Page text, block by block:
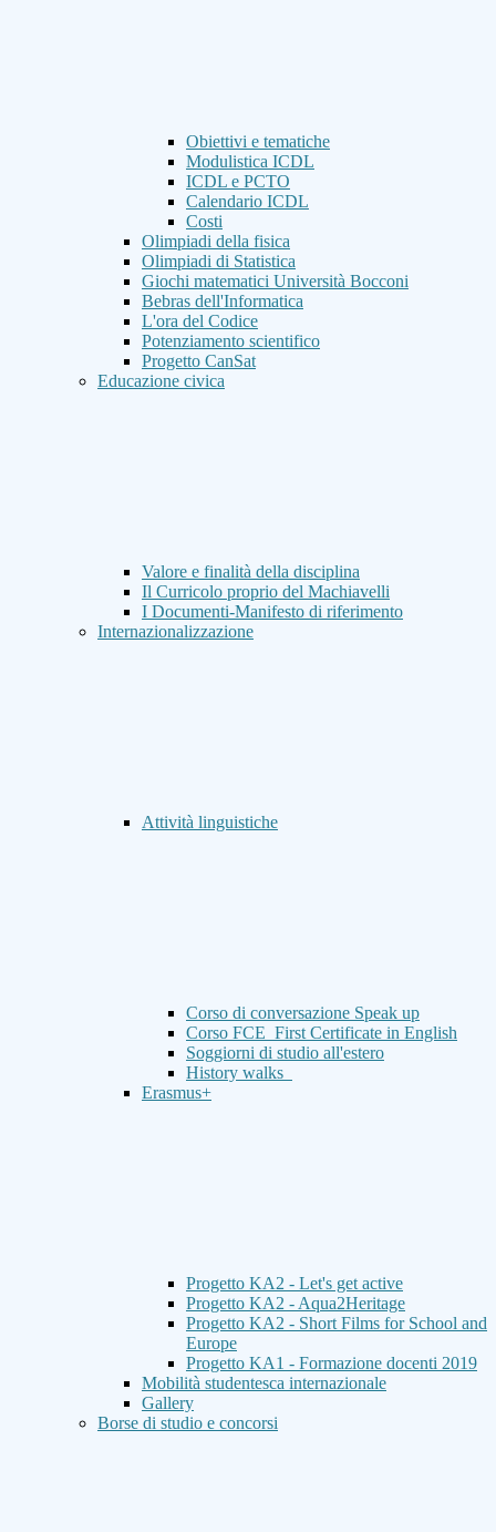
Obiettivi e tematiche
Modulistica ICDL
ICDL e PCTO
Calendario ICDL
Costi
Olimpiadi della fisica
Olimpiadi di Statistica
Giochi matematici Università Bocconi
Bebras dell'Informatica
L'ora del Codice
Potenziamento scientifico
Progetto CanSat
Educazione civica
Valore e finalità della disciplina
Il Curricolo proprio del Machiavelli
I Documenti-Manifesto di riferimento
Internazionalizzazione
Attività linguistiche
Corso di conversazione Speak up
Corso FCE_First Certificate in English
Soggiorni di studio all'estero
History walks
Erasmus+
Progetto KA2 - Let's get active
Progetto KA2 - Aqua2Heritage
Progetto KA2 - Short Films for School and
Europe
Progetto KA1 - Formazione docenti 2019
Mobilità studentesca internazionale
Gallery
Borse di studio e concorsi